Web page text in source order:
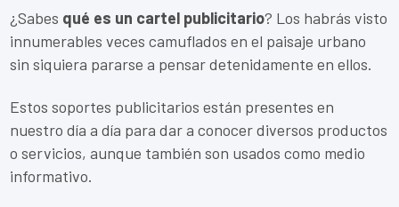
¿Sabes qué es un cartel publicitario? Los habrás visto
innumerables veces camuflados en el paisaje urbano
sin siquiera pararse a pensar detenidamente en ellos.
Estos soportes publicitarios están presentes en
nuestro día a día para dar a conocer diversos productos
o servicios, aunque también son usados como medio
informativo.